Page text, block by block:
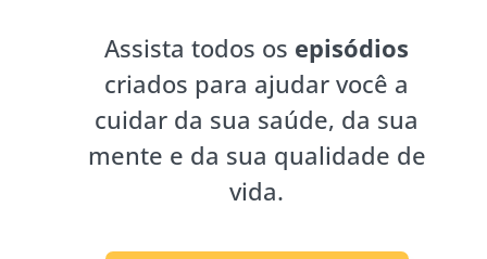
Assista todos os episódios
criados para ajudar você a
cuidar da sua saúde, da sua
mente e da sua qualidade de
vida.